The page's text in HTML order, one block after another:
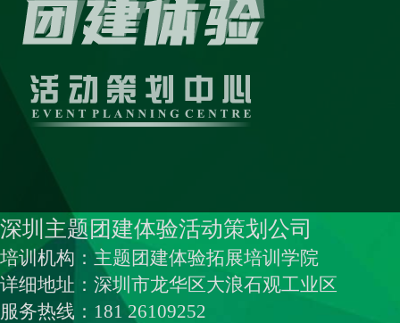
深圳主题团建体验活动策划公司
培训机构：主题团建体验拓展培训学院
详细地址：深圳市龙华区大浪石观工业区
服务热线：181 26109252